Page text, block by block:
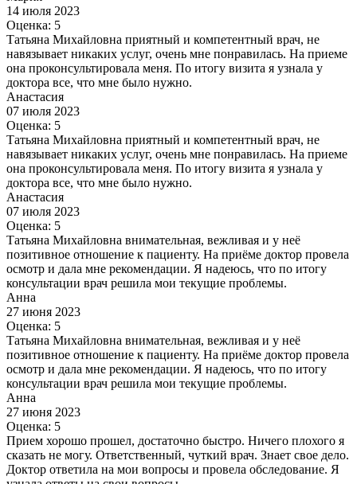
14 июля 2023
Оценка: 5
Татьяна Михайловна приятный и компетентный врач, не
навязывает никаких услуг, очень мне понравилась. На приеме
она проконсультировала меня. По итогу визита я узнала у
доктора все, что мне было нужно.
Анастасия
07 июля 2023
Оценка: 5
Татьяна Михайловна приятный и компетентный врач, не
навязывает никаких услуг, очень мне понравилась. На приеме
она проконсультировала меня. По итогу визита я узнала у
доктора все, что мне было нужно.
Анастасия
07 июля 2023
Оценка: 5
Татьяна Михайловна внимательная, вежливая и у неё
позитивное отношение к пациенту. На приёме доктор провела
осмотр и дала мне рекомендации. Я надеюсь, что по итогу
консультации врач решила мои текущие проблемы.
Анна
27 июня 2023
Оценка: 5
Татьяна Михайловна внимательная, вежливая и у неё
позитивное отношение к пациенту. На приёме доктор провела
осмотр и дала мне рекомендации. Я надеюсь, что по итогу
консультации врач решила мои текущие проблемы.
Анна
27 июня 2023
Оценка: 5
Прием хорошо прошел, достаточно быстро. Ничего плохого я
сказать не могу. Ответственный, чуткий врач. Знает свое дело.
Доктор ответила на мои вопросы и провела обследование. Я